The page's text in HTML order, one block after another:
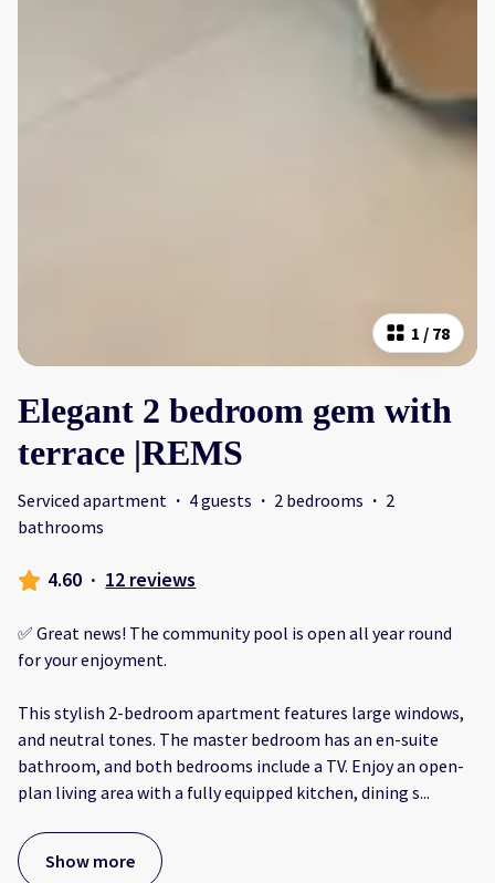
1 / 78
Elegant 2 bedroom gem with
terrace |REMS
Serviced apartment · 4 guests · 2 bedrooms · 2
bathrooms
4.60 · 12 reviews
✅ Great news! The community pool is open all year round
for your enjoyment.
This stylish 2-bedroom apartment features large windows,
and neutral tones. The master bedroom has an en-suite
bathroom, and both bedrooms include a TV. Enjoy an open-
plan living area with a fully equipped kitchen, dining s...
Show more